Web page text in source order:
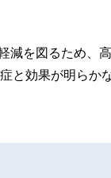
減を図るため、
と効果が明らか